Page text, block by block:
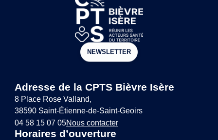
NEWSLETTER
Adresse de la CPTS Bièvre Isère
8 Place Rose Valland,
38590 Saint-Étienne-de-Saint-Geoirs
04 58 15 07 05Nous contacter
Horaires d’ouverture